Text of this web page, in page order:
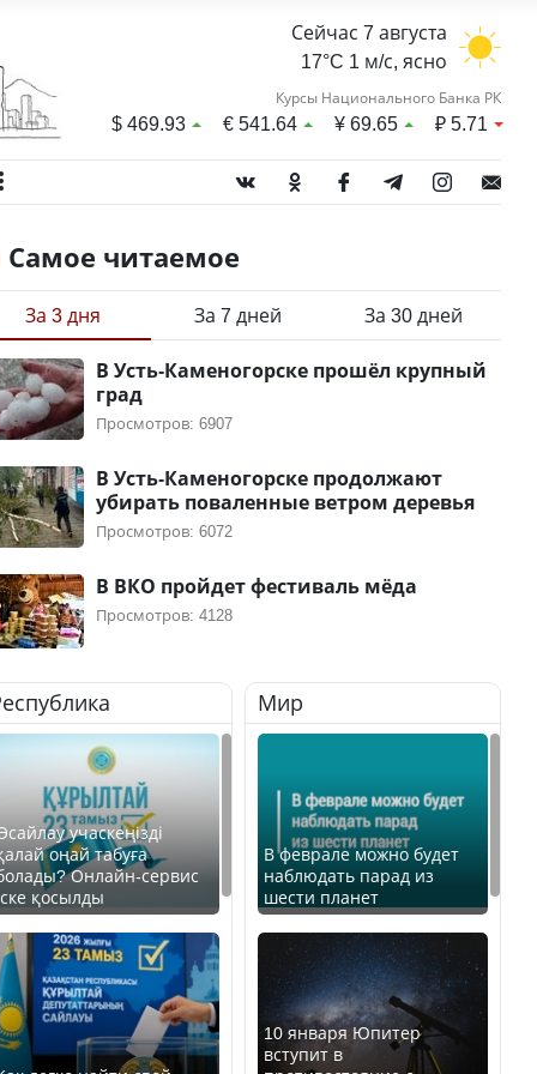
Сейчас 7 августа
17°C 1 м/с, ясно
Курсы Национального Банка РК
$469.93 €541.64 ¥69.65 ₽5.71
Самое читаемое
За 3 дня За 7 дней За 30 дней
В Усть-Каменогорске прошёл крупный
град
Просмотров: 6907
В Усть-Каменогорске продолжают
убирать поваленные ветром деревья
Просмотров: 6072
В ВКО пройдет фестиваль мёда
Просмотров: 4128
учаскеңізді
оңай табуға
Онлайн-сервис
қосылды
Мир
В феврале можно будет
наблюдать парад из
шести планет
10 января Юпитер
вступит в